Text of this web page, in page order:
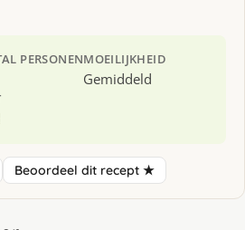
PERSONENMOEILIJKHEID
Gemiddeld
Beoordeel dit recept ★